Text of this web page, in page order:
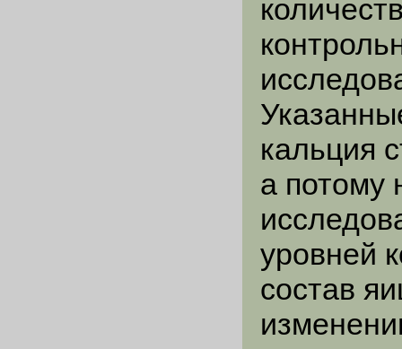
кальция
а потому
уровней
состав